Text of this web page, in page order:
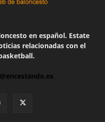
en español. Estate
relacionadas con el